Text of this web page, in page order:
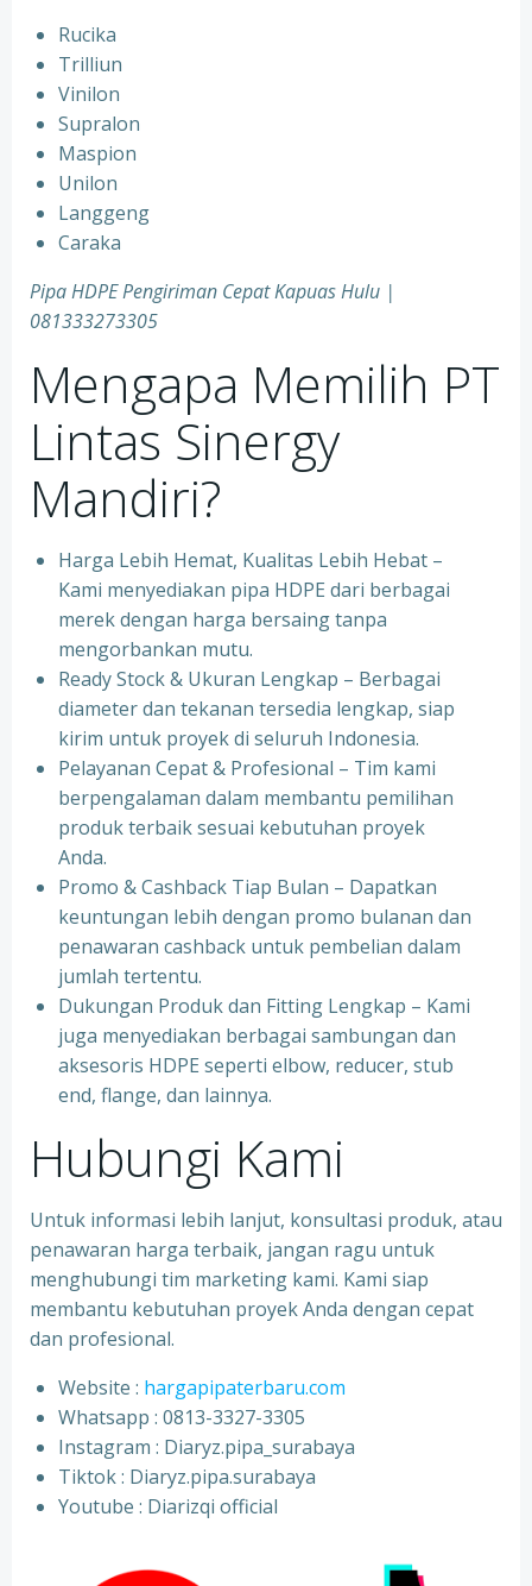
Rucika
Trilliun
Vinilon
Supralon
Maspion
Unilon
Langgeng
Caraka
Pipa HDPE Pengiriman Cepat Kapuas Hulu |
081333273305
Mengapa Memilih PT
Lintas Sinergy
Mandiri?
Harga Lebih Hemat, Kualitas Lebih Hebat –
Kami menyediakan pipa HDPE dari berbagai
merek dengan harga bersaing tanpa
mengorbankan mutu.
Ready Stock & Ukuran Lengkap – Berbagai
diameter dan tekanan tersedia lengkap, siap
kirim untuk proyek di seluruh Indonesia.
Pelayanan Cepat & Profesional – Tim kami
berpengalaman dalam membantu pemilihan
produk terbaik sesuai kebutuhan proyek
Anda.
Promo & Cashback Tiap Bulan – Dapatkan
keuntungan lebih dengan promo bulanan dan
penawaran cashback untuk pembelian dalam
jumlah tertentu.
Dukungan Produk dan Fitting Lengkap – Kami
juga menyediakan berbagai sambungan dan
aksesoris HDPE seperti elbow, reducer, stub
end, flange, dan lainnya.
Hubungi Kami
Untuk informasi lebih lanjut, konsultasi produk, atau
penawaran harga terbaik, jangan ragu untuk
menghubungi tim marketing kami. Kami siap
membantu kebutuhan proyek Anda dengan cepat
dan profesional.
Website : hargapipaterbaru.com
Whatsapp : 0813-3327-3305
⁠Instagram : Diaryz.pipa_surabaya
⁠Tiktok : Diaryz.pipa.surabaya
⁠Youtube : Diarizqi official